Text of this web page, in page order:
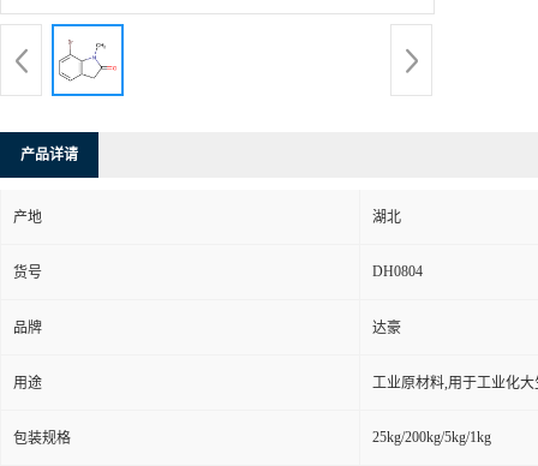
产品详请
产地 湖北
货号 DH0804
品牌 达豪
用途 工业原材料,用于工业化大
包装规格 25kg/200kg/5kg/1kg